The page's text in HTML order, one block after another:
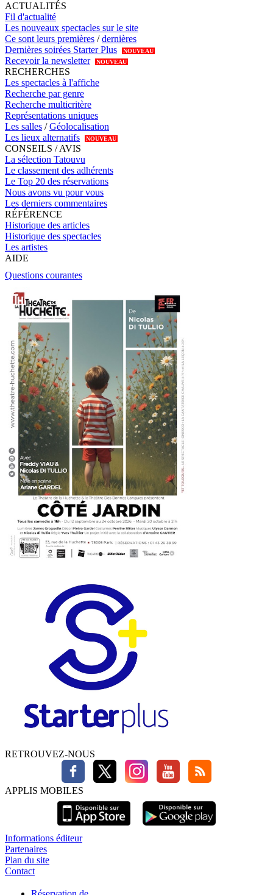
ACTUALITÉS
Fil d'actualité
Les nouveaux spectacles sur le site
Ce sont leurs premières /dernières
Dernières soirées Starter Plus
NOUVEAU
Recevoir la newsletter NOUVEAU
RECHERCHES
Les spectacles à l'affiche
Recherche par genre
Recherche multicritère
Représentations uniques
Les salles /Géolocalisation
Les lieux alternatifs
NOUVEAU
CONSEILS / AVIS
La sélection Tatouvu
Le classement des adhérents
Le Top 20 des réservations
Nous avons vu pour vous
Les derniers commentaires
RÉFÉRENCE
Historique des articles
Historique des spectacles
Les artistes
AIDE
Questions courantes
RETROUVEZ-NOUS
APPLIS MOBILES
Informations éditeur
Partenaires
Plan du site
Contact